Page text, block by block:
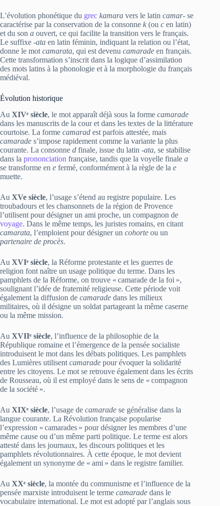
L’évolution phonétique du grec kamara vers le latin camar- se
caractérise par la conservation de la consonne k (ou c en latin)
et du son a ouvert, ce qui facilite la transition vers le français.
Le suffixe -ata en latin féminin, indiquant la relation ou l’état,
donne le mot camarata, qui est devenu camarade en français.
Cette transformation s’inscrit dans la logique d’assimilation
des mots latins à la phonologie et à la morphologie du français
médiéval.
Évolution historique
Au XIVᵉ siècle, le mot apparaît déjà sous la forme camarade
dans les manuscrits de la cour et dans les textes de la littérature
courtoise. La forme camarad est parfois attestée, mais
camarade s’impose rapidement comme la variante la plus
courante. La consonne d finale, issue du latin -ata, se stabilise
dans la prononciation française, tandis que la voyelle finale a
se transforme en e fermé, conformément à la règle de la e
muette.
Au XVe siècle, l’usage s’étend au registre populaire. Les
troubadours et les chansonnets de la région de Provence
l’utilisent pour désigner un ami proche, un compagnon de
voyage. Dans le même temps, les juristes romains, en citant
camarata, l’emploient pour désigner un cohorte ou un
partenaire de procès.
Au XVIᵉ siècle, la Réforme protestante et les guerres de
religion font naître un usage politique du terme. Dans les
pamphlets de la Réforme, on trouve « camarade de la foi »,
soulignant l’idée de fraternité religieuse. Cette période voit
également la diffusion de camarade dans les milieux
militaires, où il désigne un soldat partageant la même caserne
ou la même mission.
Au XVIIᵉ siècle, l’influence de la philosophie de la
République romaine et l’émergence de la pensée socialiste
introduisent le mot dans les débats politiques. Les pamphlets
des Lumières utilisent camarade pour évoquer la solidarité
entre les citoyens. Le mot se retrouve également dans les écrits
de Rousseau, où il est employé dans le sens de « compagnon
de la société ».
Au XIXᵉ siècle, l’usage de camarade se généralise dans la
langue courante. La Révolution française popularise
l’expression « camarades » pour désigner les membres d’une
même cause ou d’un même parti politique. Le terme est alors
attesté dans les journaux, les discours politiques et les
pamphlets révolutionnaires. À cette époque, le mot devient
également un synonyme de « ami » dans le registre familier.
Au XXᵉ siècle, la montée du communisme et l’influence de la
pensée marxiste introduisent le terme camarade dans le
vocabulaire international. Le mot est adopté par l’anglais sous